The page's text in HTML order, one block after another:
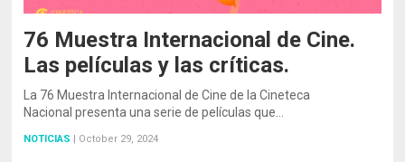
76 Muestra Internacional de Cine.
Las películas y las críticas.
La 76 Muestra Internacional de Cine de la Cineteca
Nacional presenta una serie de películas que…
NOTICIAS October 29, 2024